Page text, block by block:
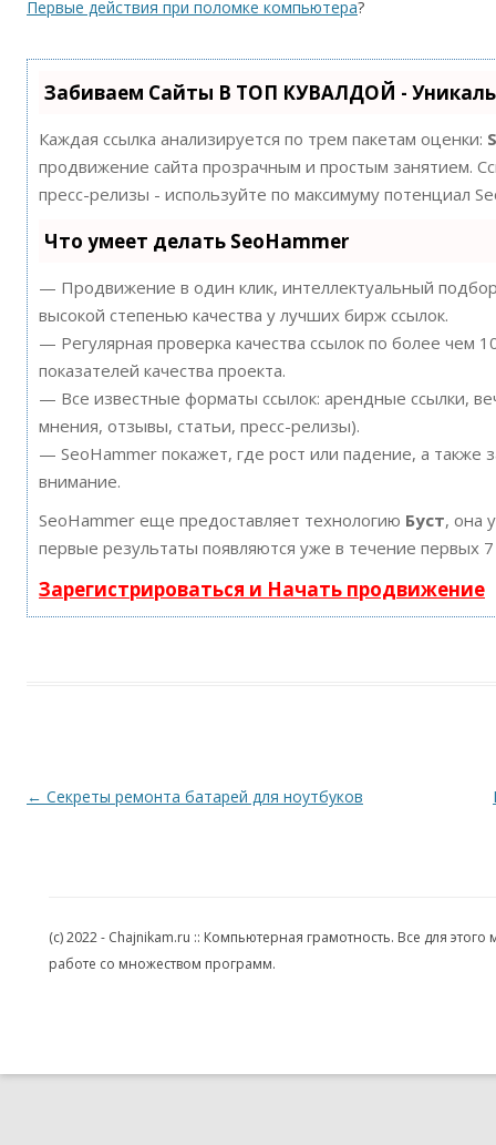
Первые действия при поломке компьютера?
Забиваем Сайты В ТОП КУВАЛДОЙ -
Каждая ссылка анализируется по трем пакетам оценки:
продвижение сайта прозрачным и простым занятием.
пресс-релизы - используйте по максимуму потенциал
Что умеет делать SeoHammer
— Продвижение в один клик, интеллектуальный
высокой степенью качества у лучших бирж ссылок.
— Регулярная проверка качества ссылок по более чем
показателей качества проекта.
— Все известные форматы ссылок: арендные ссылки,
мнения, отзывы, статьи, пресс-релизы).
— SeoHammer покажет, где рост или падение, а также
внимание.
SeoHammer еще предоставляет технологию Буст, она
первые результаты появляются уже в течение первых
Зарегистрироваться и Начать продвижение
Навигация по записям
← Секреты ремонта батарей для ноутбуков
(c) 2022 - Chajnikam.ru :: Компьютерная грамотность. Все для
работе со множеством программ.